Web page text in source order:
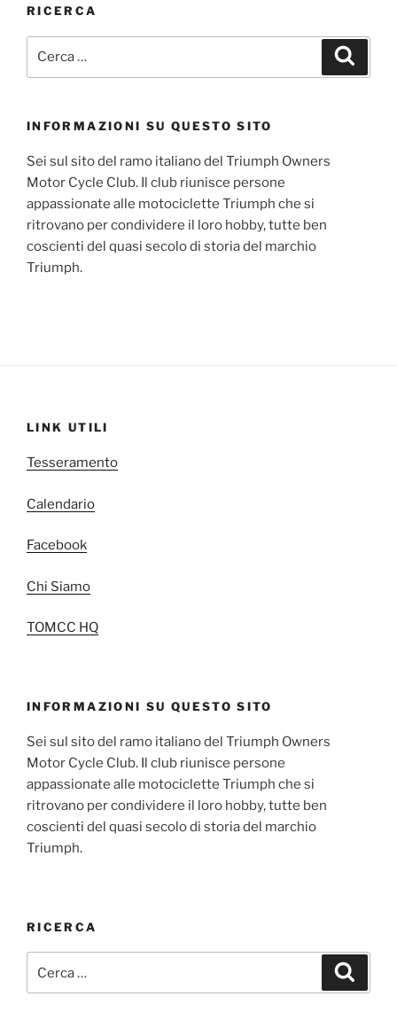
RICERCA
INFORMAZIONI SU QUESTO SITO
Sei sul sito del ramo italiano del Triumph Owners
Motor Cycle Club. Il club riunisce persone
appassionate alle motociclette Triumph che si
ritrovano per condividere il loro hobby, tutte ben
coscienti del quasi secolo di storia del marchio
Triumph.
LINK UTILI
Tesseramento
Calendario
Facebook
Chi Siamo
TOMCC HQ
INFORMAZIONI SU QUESTO SITO
Sei sul sito del ramo italiano del Triumph Owners
Motor Cycle Club. Il club riunisce persone
appassionate alle motociclette Triumph che si
ritrovano per condividere il loro hobby, tutte ben
coscienti del quasi secolo di storia del marchio
Triumph.
RICERCA